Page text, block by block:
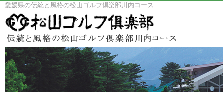
愛媛県の伝統と風格の松山ゴルフ倶楽部川内コース